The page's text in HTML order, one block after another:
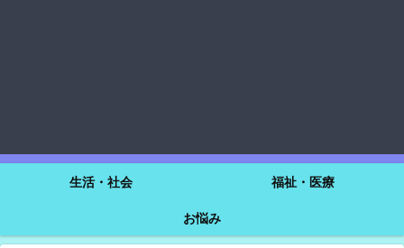
生活・社会
福祉・医療
お悩み